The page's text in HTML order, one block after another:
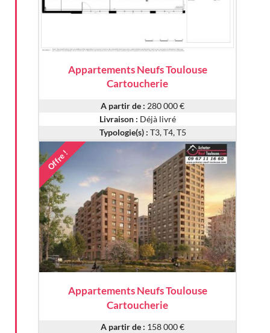
Appartements Neufs Toulouse
Cartoucherie
A partir de : 280 000 €
Livraison : Déjà livré
Typologie(s) : T3, T4, T5
Offre !
Appartements Neufs Toulouse
Cartoucherie
A partir de : 158 000 €